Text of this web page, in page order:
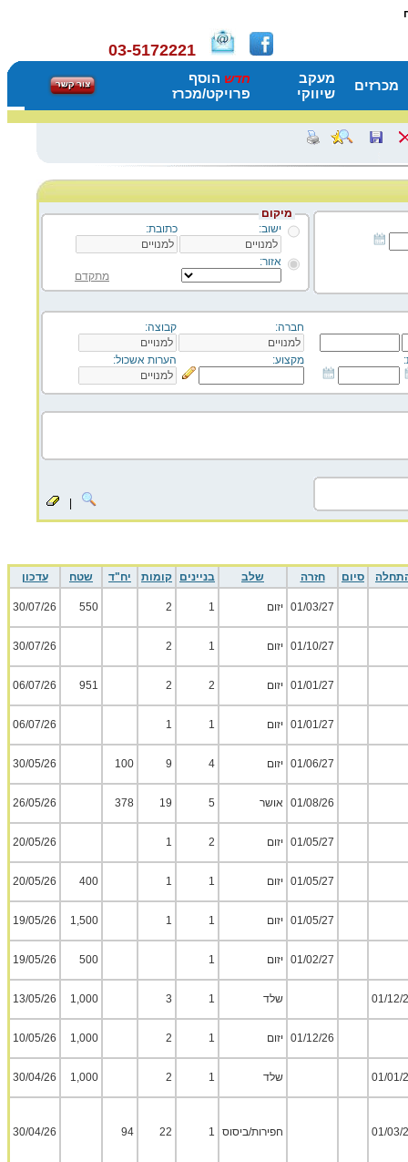
03-5172221
מכרזים
מעקב
שיווקי
חדש הוסף
פרויקט/מכרז
מיקום
ישוב:
כתובת:
אזור:
מתקדם
חברה: קבוצה:
מקצוע: הערות אשכול:
סיום חזרה שלב בניינים קומות יח"ד שטח עדכון
01/03/27 יזום 1
2
550
30/07/26
01/10/27 יזום 1
2
30/07/26
01/01/27 יזום 2
2
951
06/07/26
01/01/27 יזום 1
1
06/07/26
01/06/27 יזום 4
9
100
30/05/26
01/08/26 אושר 5
19
378
26/05/26
01/05/27 יזום 2
1
20/05/26
01/05/27 יזום 1
1
400
20/05/26
01/05/27 יזום 1
1
1,500
19/05/26
01/02/27 יזום 1
500
19/05/26
01/12/ שלד 1
3
1,000
13/05/26
01/12/26 יזום 1
2
1,000
10/05/26
01/01/ שלד 1
2
1,000
30/04/26
01/03/ חפירות/ביסוס 1
22
94
30/04/26